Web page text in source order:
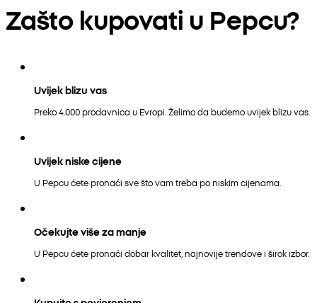
Zašto kupovati u Pepcu?
Uvijek blizu vas
Preko 4.000 prodavnica u Evropi. Želimo da budemo uvijek blizu vas.
Uvijek niske cijene
U Pepcu ćete pronaći sve što vam treba po niskim cijenama.
Očekujte više za manje
U Pepcu ćete pronaći dobar kvalitet, najnovije trendove i širok izbor.